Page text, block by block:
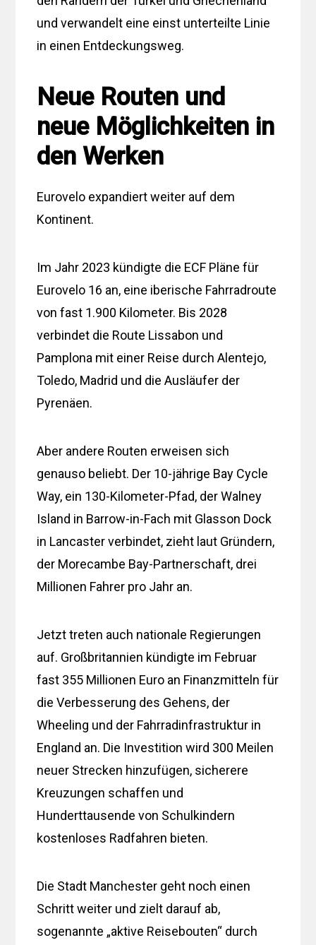
und verwandelt eine einst unterteilte Linie
in einen Entdeckungsweg.
Neue Routen und
neue Möglichkeiten in
den Werken
Eurovelo expandiert weiter auf dem
Kontinent.
Im Jahr 2023 kündigte die ECF Pläne für
Eurovelo 16 an, eine iberische Fahrradroute
von fast 1.900 Kilometer. Bis 2028
verbindet die Route Lissabon und
Pamplona mit einer Reise durch Alentejo,
Toledo, Madrid und die Ausläufer der
Pyrenäen.
Aber andere Routen erweisen sich
genauso beliebt. Der 10-jährige Bay Cycle
Way, ein 130-Kilometer-Pfad, der Walney
Island in Barrow-in-Fach mit Glasson Dock
in Lancaster verbindet, zieht laut Gründern,
der Morecambe Bay-Partnerschaft, drei
Millionen Fahrer pro Jahr an.
Jetzt treten auch nationale Regierungen
auf. Großbritannien kündigte im Februar
fast 355 Millionen Euro an Finanzmitteln für
die Verbesserung des Gehens, der
Wheeling und der Fahrradinfrastruktur in
England an. Die Investition wird 300 Meilen
neuer Strecken hinzufügen, sicherere
Kreuzungen schaffen und
Hunderttausende von Schulkindern
kostenloses Radfahren bieten.
Die Stadt Manchester geht noch einen
Schritt weiter und zielt darauf ab,
sogenannte „aktive Reisebouten“ durch